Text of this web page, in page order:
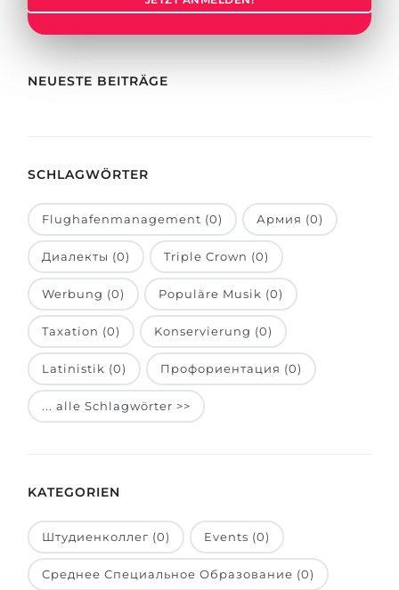
Berufe
Holland-Test
Interessenkarte-Test
RIASEC-Test
Erfolgzu
100%
BEWERBEN FÜR FACHRICHTUNG …
BEWERBEN AUS …
Russland
Ukraine
Kasachstan
Aserbaidschan
Armenien
Belarus
BERATUNG BUCHEN
NEUESTE BEITRÄGE
SCHLAGWÖRTER
Flughafenmanagement (0) Армия (0)
Диалекты (0) Triple Crown (0)
Werbung (0) Populäre Musik (0)
Taxation (0) Konservierung (0)
Latinistik (0) Профориентация (0)
... alle Schlagwörter >>
KATEGORIEN
Штудиенколлег (0) Events (0)
Среднее Специальное Образование (0)